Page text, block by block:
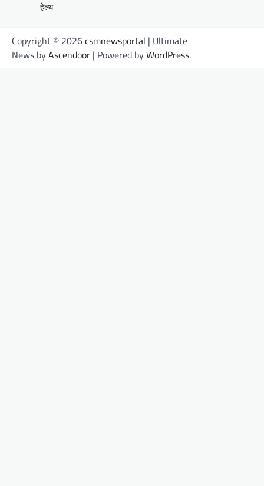
हेल्थ
Copyright © 2026csmnewsportal | Ultimate
News byAscendoor | Powered byWordPress.